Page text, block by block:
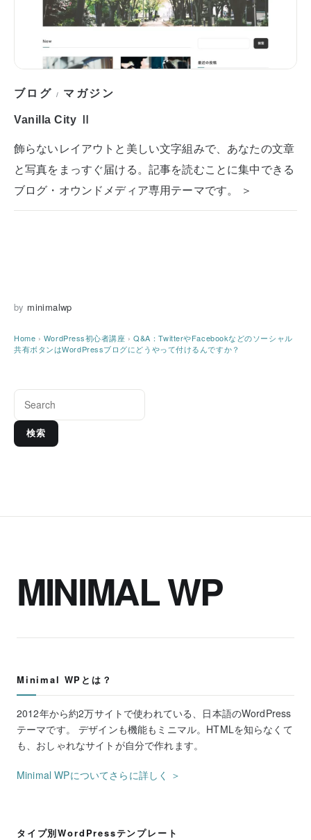
ブログ / マガジン
Vanilla City Ⅱ
飾らないレイアウトと美しい文字組みで、あなたの文章
と写真をまっすぐ届ける。記事を読むことに集中できる
ブログ・オウンドメディア専用テーマです。 ＞
by minimalwp
Home › WordPress初心者講座 ›Q&A：TwitterやFacebookなどのソーシャル
共有ボタンはWordPressブログにどうやって付けるんですか？
検索
MINIMAL WP
Minimal WPとは？
2012年から約2万サイトで使われている、日本語のWordPress
テーマです。 デザインも機能もミニマル。HTMLを知らなくて
も、おしゃれなサイトが自分で作れます。
Minimal WPについてさらに詳しく ＞
タイプ別WordPressテンプレート